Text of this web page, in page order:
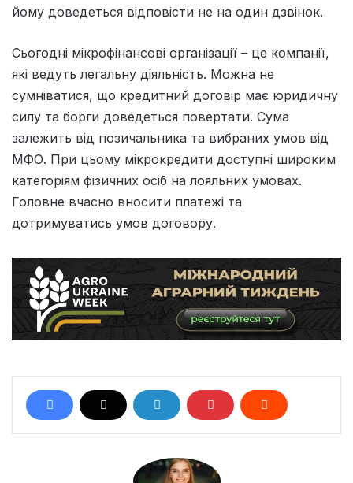
йому доведеться відповісти не на один дзвінок.
Сьогодні мікрофінансові організації – це компанії,
які ведуть легальну діяльність. Можна не
сумніватися, що кредитний договір має юридичну
силу та борги доведеться повертати. Сума
залежить від позичальника та вибраних умов від
МФО. При цьому мікрокредити доступні широким
категоріям фізичних осіб на лояльних умовах.
Головне вчасно вносити платежі та
дотримуватись умов договору.